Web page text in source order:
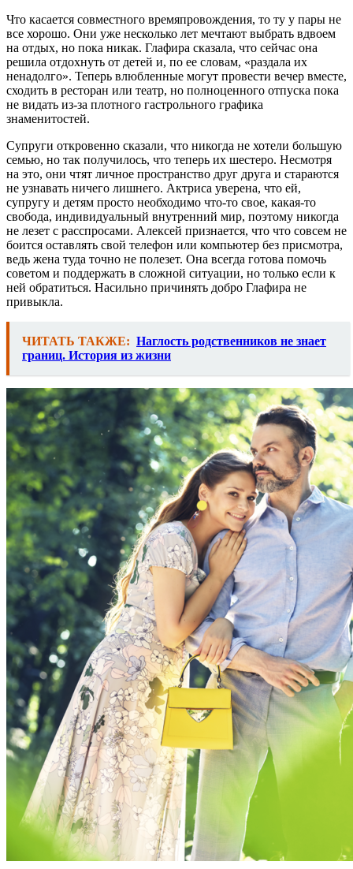
Что касается совместного времяпровождения, то ту у пары не
все хорошо. Они уже несколько лет мечтают выбрать вдвоем
на отдых, но пока никак. Глафира сказала, что сейчас она
решила отдохнуть от детей и, по ее словам, «раздала их
ненадолго». Теперь влюбленные могут провести вечер вместе,
сходить в ресторан или театр, но полноценного отпуска пока
не видать из-за плотного гастрольного графика
знаменитостей.
Супруги откровенно сказали, что никогда не хотели большую
семью, но так получилось, что теперь их шестеро. Несмотря
на это, они чтят личное пространство друг друга и стараются
не узнавать ничего лишнего. Актриса уверена, что ей,
супругу и детям просто необходимо что-то свое, какая-то
свобода, индивидуальный внутренний мир, поэтому никогда
не лезет с расспросами. Алексей признается, что что совсем не
боится оставлять свой телефон или компьютер без присмотра,
ведь жена туда точно не полезет. Она всегда готова помочь
советом и поддержать в сложной ситуации, но только если к
ней обратиться. Насильно причинять добро Глафира не
привыкла.
ЧИТАТЬ ТАКЖЕ: Наглость родственников не знает
границ. История из жизни